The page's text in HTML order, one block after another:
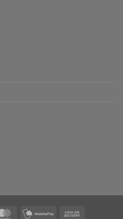
MasterCardMobilePay